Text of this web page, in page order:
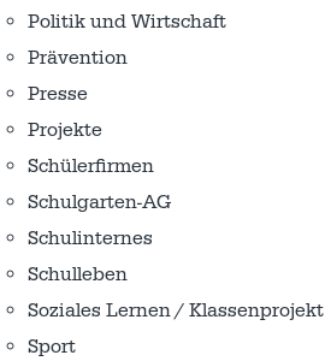
Politik und Wirtschaft
Prävention
Presse
Projekte
Schülerfirmen
Schulgarten-AG
Schulinternes
Schulleben
Soziales Lernen / Klassenprojekt
Sport